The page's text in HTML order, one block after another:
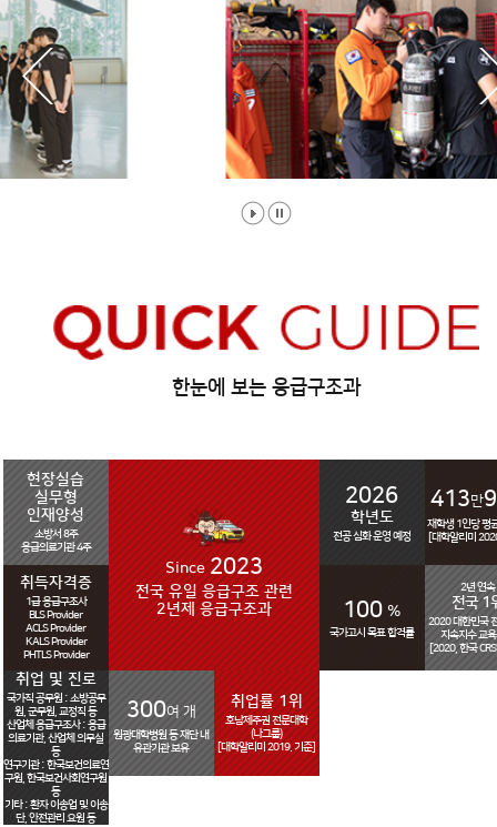
한눈에 보는 응급구조과
현장실습
실무형
인재양성
소방서 8주
응급의료기관 4주
Since2023
전국 유일 응급구조 관련
2년제 응급구조과
2026
학년도
전공 심화 운영 예정
413만9
재학생 1인당 평
[대학알리미
100%
국가고시 목표 합격률
취득자격증
1급 응급구조사
BLS Provider
ACLS Provider
KALS Provider
PHTLS Provider
2년 연속
전국 1
2020 대한민국
지속지수 교
[2020, 한국
취업 및 진로
국가직 공무원 : 소방공무
원, 군무원, 교정직 등
산업체 응급구조사 : 응급
의료기관, 산업체 의무실
등
연구기관 : 한국보건의료연
구원, 한국보건사회연구원
등
기타 : 환자 이송업 및 이송
단, 안전관리 요원 등
300여 개
원광대학병원 등 재단 내
유관기관 보유
취업률 1위
호남제주권 전문대학
(나그룹)
[대학알리미 2019. 기준]